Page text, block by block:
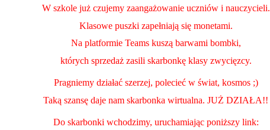
W szkole już czujemy zaangażowanie uczniów i nauczycieli.
Klasowe puszki zapełniają się monetami.
Na platformie Teams kuszą barwami bombki,
których sprzedaż zasili skarbonkę klasy zwycięzcy.
Pragniemy działać szerzej, polecieć w świat, kosmos ;)
Taką szansę daje nam skarbonka wirtualna. JUŻ DZIAŁA!!
Do skarbonki wchodzimy, uruchamiając poniższy link: